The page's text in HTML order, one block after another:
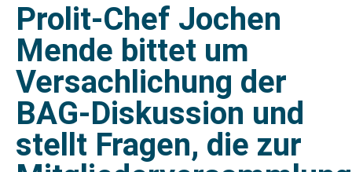
Prolit-Chef Jochen
Mende bittet um
Versachlichung der
BAG-Diskussion und
stellt Fragen, die zur